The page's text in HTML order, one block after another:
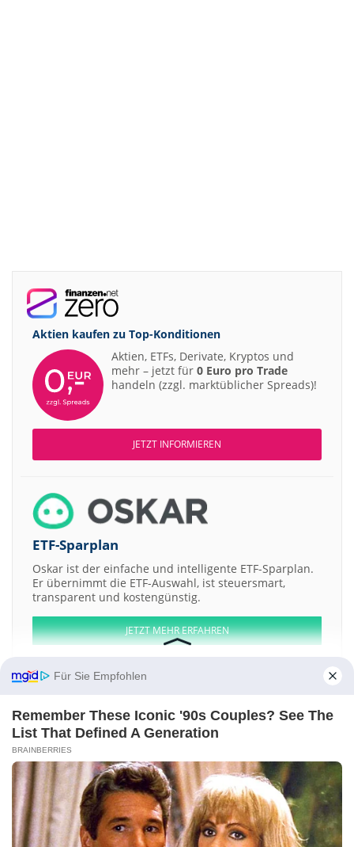
Aktien kaufen zu Top-Konditionen
Aktien, ETFs, Derivate, Kryptos und
mehr – jetzt für 0 Euro pro Trade
handeln (zzgl. marktüblicher Spreads)!
JETZT INFORMIEREN
ETF-Sparplan
Oskar ist der einfache und intelligente ETF-Sparplan.
Er übernimmt die ETF-Auswahl, ist steuersmart,
transparent und kostengünstig.
JETZT MEHR ERFAHREN
Aktien ATX DAX EuroStoxx 50 Dow Jones NASDAQ 100
Nikkei 225
S&P 500
Weitere Aktien:
Perot Systems Superior Energy Services Denny's Ohio Casualty
Waste Industries
Kontakt-Impressum-Werbung-Barrierefreiheit
Sitemap
Datenschutz- Disclaimer-AGB-Privatsphäre-Einstellungen
Für Sie Empfohlen
Remember These Iconic '90s Couples? See The
List That Defined A Generation
BRAINBERRIES